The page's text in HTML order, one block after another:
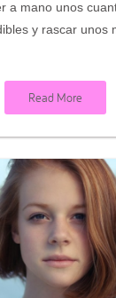
a mano unos
y rascar unos
Read More